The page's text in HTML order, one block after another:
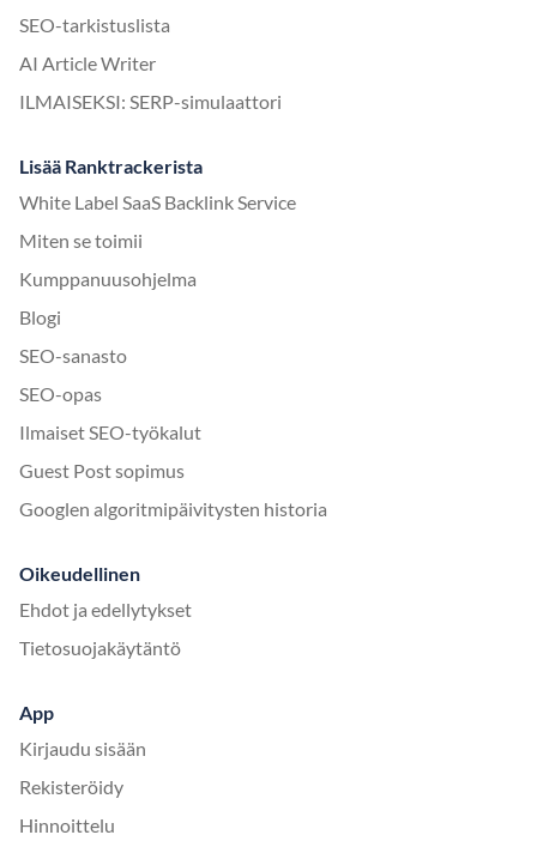
SEO-tarkistuslista
AI Article Writer
ILMAISEKSI: SERP-simulaattori
Lisää Ranktrackerista
White Label SaaS Backlink Service
Miten se toimii
Kumppanuusohjelma
Blogi
SEO-sanasto
SEO-opas
Ilmaiset SEO-työkalut
Guest Post sopimus
Googlen algoritmipäivitysten historia
Oikeudellinen
Ehdot ja edellytykset
Tietosuojakäytäntö
App
Kirjaudu sisään
Rekisteröidy
Hinnoittelu